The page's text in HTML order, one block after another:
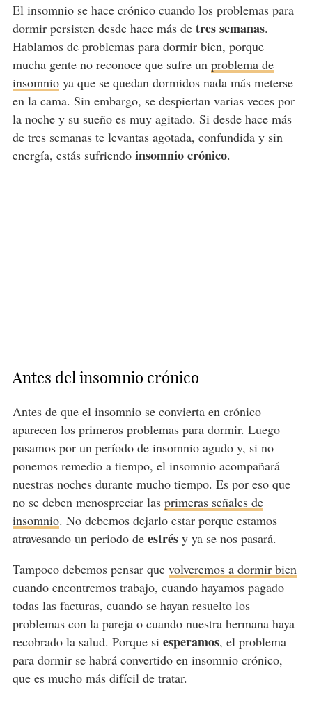
El insomnio se hace crónico cuando los problemas para
dormir persisten desde hace más de tres semanas.
Hablamos de problemas para dormir bien, porque
mucha gente no reconoce que sufre un problema de
insomnioya que se quedan dormidos nada más meterse
en la cama. Sin embargo, se despiertan varias veces por
la noche y su sueño es muy agitado. Si desde hace más
de tres semanas te levantas agotada, confundida y sin
energía, estás sufriendo insomnio crónico.
Antes del insomnio crónico
Antes de que el insomnio se convierta en crónico
aparecen los primeros problemas para dormir. Luego
pasamos por un período de insomnio agudo y, si no
ponemos remedio a tiempo, el insomnio acompañará
nuestras noches durante mucho tiempo. Es por eso que
no se deben menospreciar las primeras señales de
insomnio. No debemos dejarlo estar porque estamos
atravesando un periodo de estrésy ya se nos pasará.
Tampoco debemos pensar que volveremos a dormir bien
cuando encontremos trabajo, cuando hayamos pagado
todas las facturas, cuando se hayan resuelto los
problemas con la pareja o cuando nuestra hermana haya
recobrado la salud. Porque si esperamos, el problema
para dormir se habrá convertido en insomnio crónico,
que es mucho más difícil de tratar.